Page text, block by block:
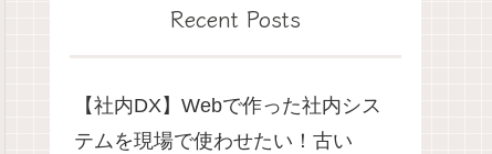
Recent Posts
【社内DX】Webで作った社内シス
テムを現場で使わせたい！古い